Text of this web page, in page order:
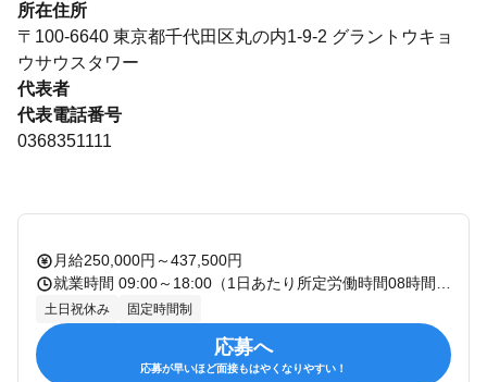
所在住所
〒100-6640 東京都千代田区丸の内1-9-2 グラントウキョ
ウサウスタワー
代表者
代表電話番号
0368351111
月給250,000円～437,500円
土日祝休み 固定時間制
応募へ
応募が早いほど面接もはやくなりやすい！